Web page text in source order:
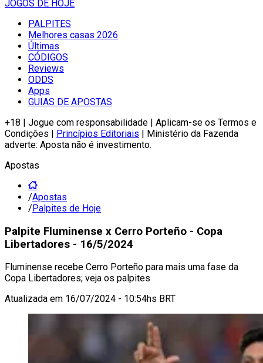
JOGOS DE HOJE
PALPITES
Melhores casas 2026
Últimas
CÓDIGOS
Reviews
ODDS
Apps
GUIAS DE APOSTAS
+18 | Jogue com responsabilidade | Aplicam-se os Termos e
Condições | Princípios Editoriais | Ministério da Fazenda
adverte: Aposta não é investimento.
Apostas
/Apostas
/Palpites de Hoje
Palpite Fluminense x Cerro Porteño - Copa
Libertadores - 16/5/2024
Fluminense recebe Cerro Porteño para mais uma fase da
Copa Libertadores; veja os palpites
Atualizada em 16/07/2024 - 10:54hs BRT